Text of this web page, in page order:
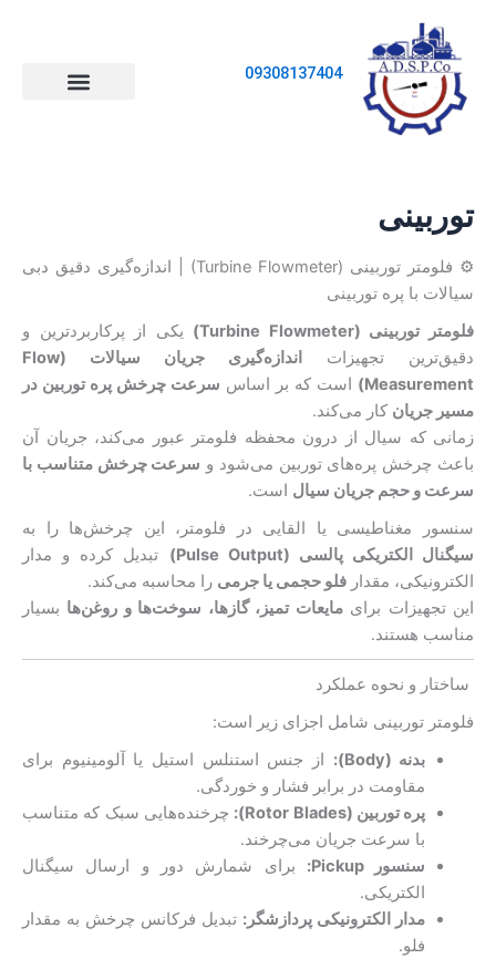
محتوا
09308137404
توربینی
⚙️ فلومتر توربینی (Turbine Flowmeter) | اندازه‌گیری دقیق دبی
سیالات با پره توربینی
فلومتر توربینی (Turbine Flowmeter)
یکی از پرکاربردترین و
دقیق‌ترین تجهیزات
اندازه‌گیری جریان سیالات (Flow
Measurement)
است که بر اساس سرعت چرخش پره توربین در
مسیر جریان کار می‌کند.
زمانی که سیال از درون محفظه فلومتر عبور می‌کند، جریان آن
باعث چرخش پره‌های توربین می‌شود و سرعت چرخش متناسب با
سرعت و حجم جریان سیال است.
سنسور مغناطیسی یا القایی در فلومتر، این چرخش‌ها را به
سیگنال الکتریکی پالسی (Pulse Output)
تبدیل کرده و مدار
الکترونیکی، مقدار فلو حجمی یا جرمی را محاسبه می‌کند.
این تجهیزات برایمایعات تمیز، گازها، سوخت‌ها و روغن‌ها بسیار
مناسب هستند.
ساختار و نحوه عملکرد
فلومتر توربینی شامل اجزای زیر است:
بدنه (Body):
از جنس استنلس استیل یا آلومینیوم برای
مقاومت در برابر فشار و خوردگی.
پره توربین (Rotor Blades):
چرخنده‌هایی سبک که متناسب
با سرعت جریان می‌چرخند.
سنسور Pickup:
برای شمارش دور و ارسال سیگنال
الکتریکی.
مدار الکترونیکی پردازشگر: تبدیل فرکانس چرخش به مقدار
فلو.